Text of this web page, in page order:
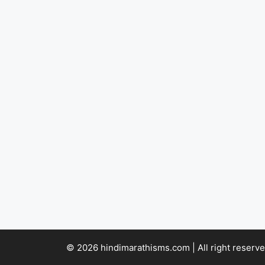
© 2026 hindimarathisms.com | All right